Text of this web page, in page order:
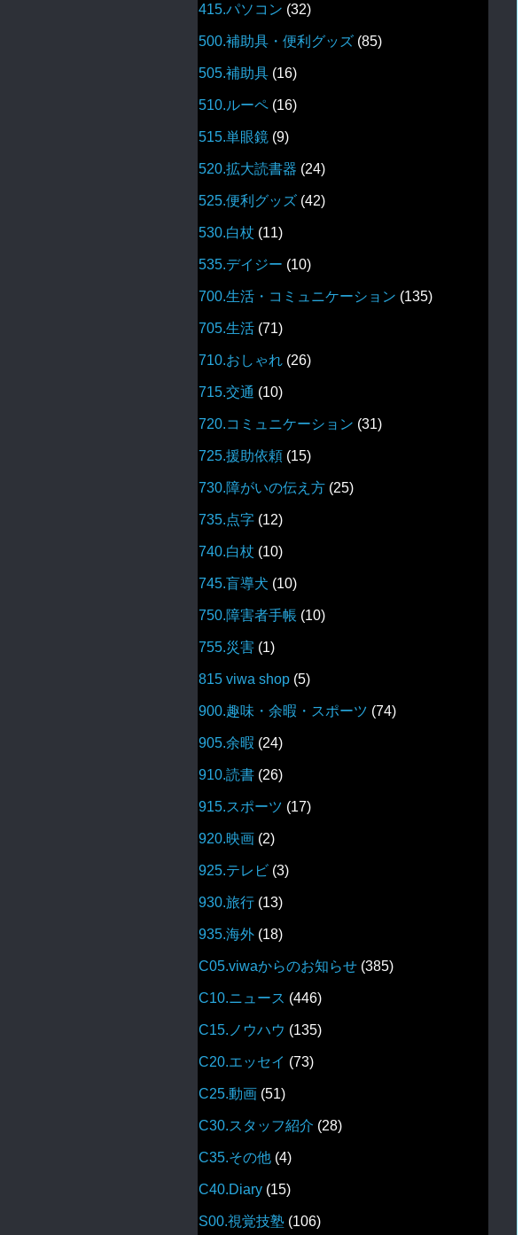
415.パソコン (32)
500.補助具・便利グッズ (85)
505.補助具 (16)
510.ルーペ (16)
515.単眼鏡 (9)
520.拡大読書器 (24)
525.便利グッズ (42)
530.白杖 (11)
535.デイジー (10)
700.生活・コミュニケーション (135)
705.生活 (71)
710.おしゃれ (26)
715.交通 (10)
720.コミュニケーション (31)
725.援助依頼 (15)
730.障がいの伝え方 (25)
735.点字 (12)
740.白杖 (10)
745.盲導犬 (10)
750.障害者手帳 (10)
755.災害 (1)
815 viwa shop (5)
900.趣味・余暇・スポーツ (74)
905.余暇 (24)
910.読書 (26)
915.スポーツ (17)
920.映画 (2)
925.テレビ (3)
930.旅行 (13)
935.海外 (18)
C05.viwaからのお知らせ (385)
C10.ニュース (446)
C15.ノウハウ (135)
C20.エッセイ (73)
C25.動画 (51)
C30.スタッフ紹介 (28)
C35.その他 (4)
C40.Diary (15)
S00.視覚技塾 (106)